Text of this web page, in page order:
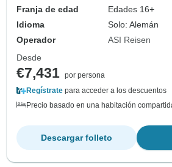
Franja de edad
Edades 16+
Idioma
Solo: Alemán
Operador
ASI Reisen
Desde
€7,431 por persona
Regístrate para acceder a los descuentos
Precio basado en una habitación
Descargar folleto